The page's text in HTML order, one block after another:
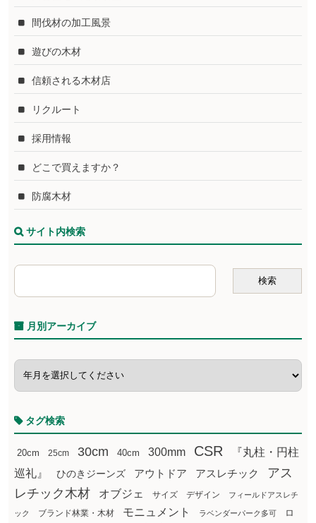
間伐材の加工風景
遊びの木材
信頼される木材店
リクルート
採用情報
どこで買えますか？
防腐木材
サイト内検索
月別アーカイブ
タグ検索
20cm 25cm 30cm 40cm 300mm CSR
『丸柱・円柱
巡礼』
ひのきジーンズ アウトドア アスレチック
アス
レチック木材
オブジェ サイズ デザイン フィールドアスレチ
ック ブランド林業・木材 モニュメント ラベンダーパーク多可
ロ